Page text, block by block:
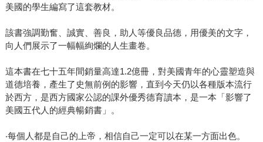
美國的學生編寫了這套教材。
該書強調勤奮、誠實、善良，助人等優良品德，用優美的文字，
向人們展示了一幅幅絢爛的人生畫卷。
這本書在七十五年間銷量高達1.2億冊，對美國青年的心靈塑造與
道德培養，產生了史無前例的影響，直到今天仍以各種版本流行
於西方，是西方國家公認的課外優秀德育讀本，是一本「影響了
美國五代人的經典暢銷書」。
‧每個人都是自己的上帝，相信自己一定可以在某一方面出色。